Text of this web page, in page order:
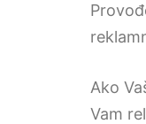
Ako
Vam